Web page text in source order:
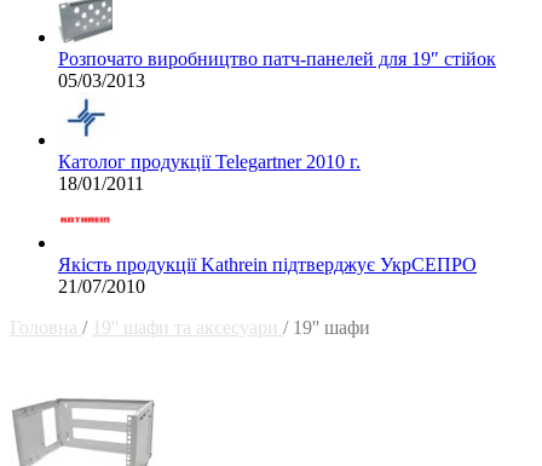
Розпочато виробництво патч-панелей для 19″ стійок
05/03/2013
Католог продукції Telegartner 2010 г.
18/01/2011
Якість продукції Kathrein підтверджує УкрСЕПРО
21/07/2010
Головна / 19'' шафи та аксесуари / 19'' шафи